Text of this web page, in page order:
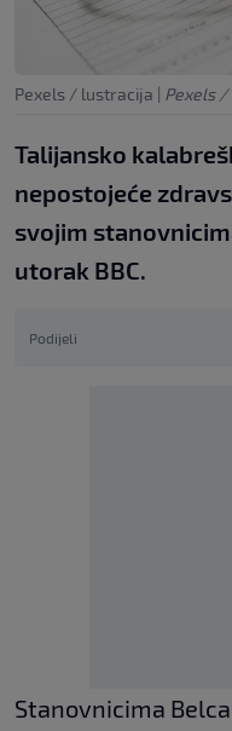
Pexels / lustracija | Pexels
Talijansko
nepostojeće
svojim
utorak BBC.
Podijeli
Stanovnicima